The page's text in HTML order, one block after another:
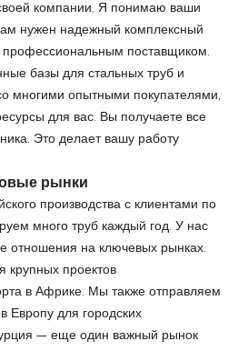
компании. Я понимаю ваши
нужен надежный комплексный
поставщиком.
базы для стальных труб и
многими опытными покупателями,
для вас. Вы получаете все
Это делает вашу работу
рынки
производства с клиентами по
много труб каждый год. У нас
отношения на ключевых рынках.
крупных проектов
в Африке. Мы также отправляем
Европу для городских
— еще один важный рынок